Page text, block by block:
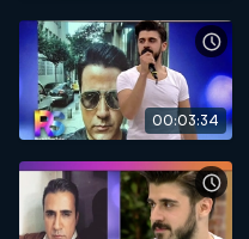
00:03:34